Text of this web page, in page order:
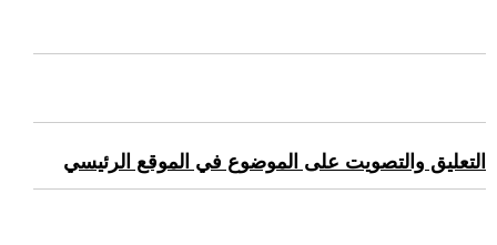
التعليق والتصويت على الموضوع في الموقع الرئيسي